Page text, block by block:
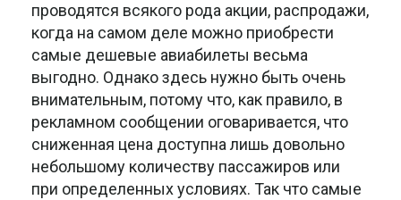
проводятся всякого рода акции, распродажи,
когда на самом деле можно приобрести
самые дешевые авиабилеты весьма
выгодно. Однако здесь нужно быть очень
внимательным, потому что, как правило, в
рекламном сообщении оговаривается, что
сниженная цена доступна лишь довольно
небольшому количеству пассажиров или
при определенных условиях. Так что самые